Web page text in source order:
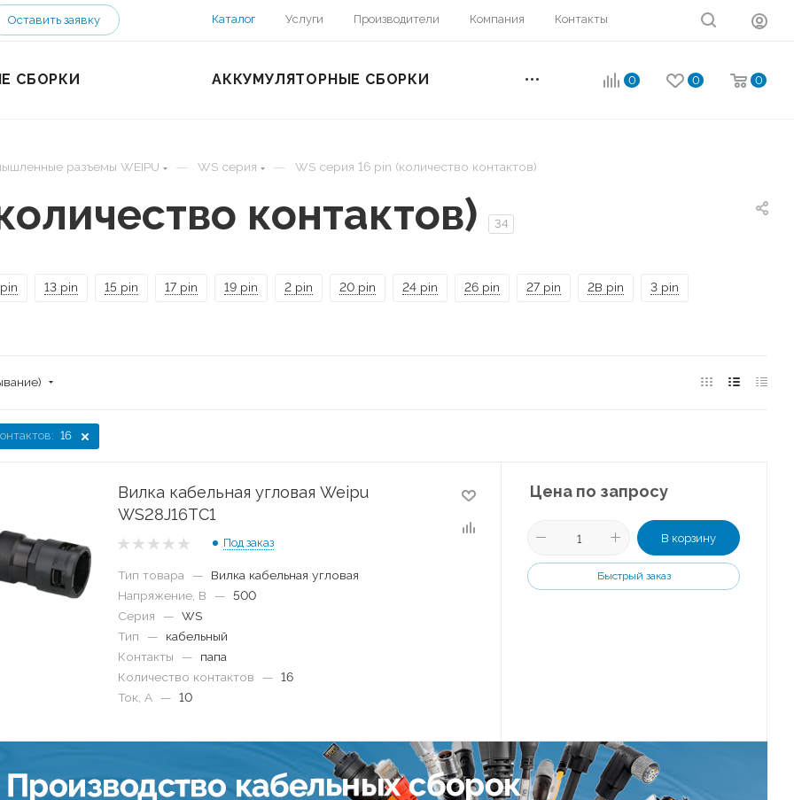
Оставить заявку Каталог Услуги Производители Компания Контакты
0 0 0
СБОРКИ АККУМУЛЯТОРНЫЕ СБОРКИ
разъемы WEIPU — WS серия — WS серия 16 pin (количество контактов)
контактов) 34
13 pin 15 pin 17 pin 19 pin 2 pin 20 pin 24 pin 26 pin 27 pin 2B pin 3 pin
16
Вилка кабельная угловая Weipu
WS28J16TC1
Под заказ
Тип товара —
Вилка кабельная угловая
Напряжение, В
— 500
Серия
— WS
Тип
—
кабельный
Контакты
—
папа
Количество контактов
— 16
Ток, А
— 10
Цена по запросу
В корзину
Быстрый заказ